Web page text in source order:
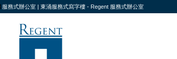
服務式辦公室 | 東涌服務式寫字樓 - Regent 服務式辦公室